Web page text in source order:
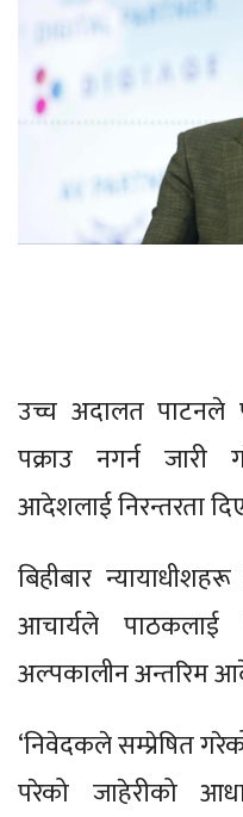
उच्च अदालत पाटनले
पक्राउ नगर्न जारी
आदेशलाई निरन्तरता
बिहीबार
आचार्यले पाठकलाई
अल्पकालीन अन्तरिम
‘निवेदकले सम्प्रेषित
परेको जाहेरीको